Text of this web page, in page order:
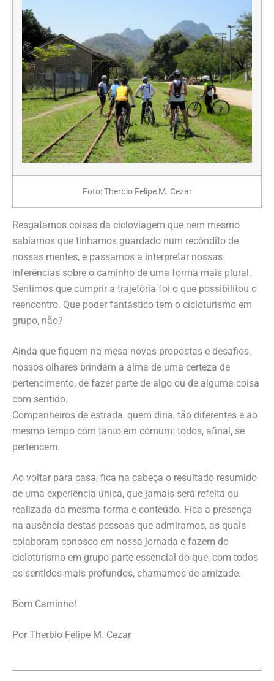
Foto: Therbio Felipe M. Cezar
Resgatamos coisas da cicloviagem que nem mesmo
sabíamos que tínhamos guardado num recôndito de
nossas mentes, e passamos a interpretar nossas
inferências sobre o caminho de uma forma mais plural.
Sentimos que cumprir a trajetória foi o que possibilitou o
reencontro. Que poder fantástico tem o cicloturismo em
grupo, não?
Ainda que fiquem na mesa novas propostas e desafios,
nossos olhares brindam a alma de uma certeza de
pertencimento, de fazer parte de algo ou de alguma coisa
com sentido.
Companheiros de estrada, quem diria, tão diferentes e ao
mesmo tempo com tanto em comum: todos, afinal, se
pertencem.
Ao voltar para casa, fica na cabeça o resultado resumido
de uma experiência única, que jamais será refeita ou
realizada da mesma forma e conteúdo. Fica a presença
na ausência destas pessoas que admiramos, as quais
colaboram conosco em nossa jornada e fazem do
cicloturismo em grupo parte essencial do que, com todos
os sentidos mais profundos, chamamos de amizade.
Bom Caminho!
Por Therbio Felipe M. Cezar